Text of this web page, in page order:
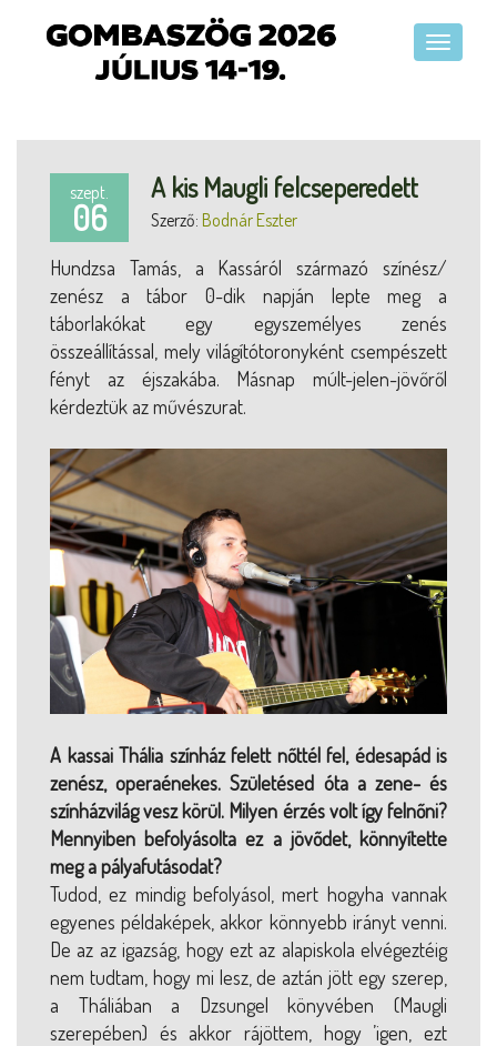
szept.
06
A kis Maugli felcseperedett
Szerző: Bodnár Eszter
Hundzsa Tamás, a Kassáról származó színész/
zenész a tábor 0-dik napján lepte meg a
táborlakókat egy egyszemélyes zenés
összeállítással, mely világítótoronyként csempészett
fényt az éjszakába. Másnap múlt-jelen-jövőről
kérdeztük az művészurat.
A kassai Thália színház felett nőttél fel, édesapád is
zenész, operaénekes. Születésed óta a zene- és
színházvilág vesz körül. Milyen érzés volt így felnőni?
Mennyiben befolyásolta ez a jövődet, könnyítette
meg a pályafutásodat?
Tudod, ez mindig befolyásol, mert hogyha vannak
egyenes példaképek, akkor könnyebb irányt venni.
De az az igazság, hogy ezt az alapiskola elvégeztéig
nem tudtam, hogy mi lesz, de aztán jött egy szerep,
a Tháliában a Dzsungel könyvében (Maugli
szerepében) és akkor rájöttem, hogy ’igen, ezt